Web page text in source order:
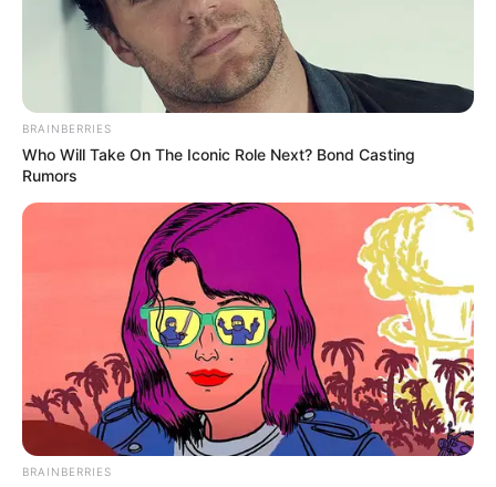
BRAINBERRIES
Who Will Take On The Iconic Role Next? Bond Casting
Rumors
BRAINBERRIES